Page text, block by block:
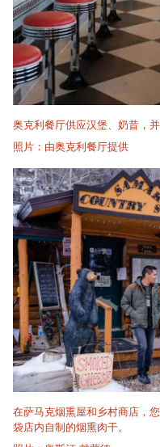
奥克利餐厅供应汉堡、奶昔，
照片：由奥克利餐厅提供
在萨马克烟熏屋和乡村商店，
袋店内自制的烟熏肉干。